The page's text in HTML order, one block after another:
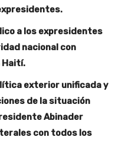
a los expresidentes
nacional con
Haití.
exterior unificada y
de la situación
Abinader
con todos los